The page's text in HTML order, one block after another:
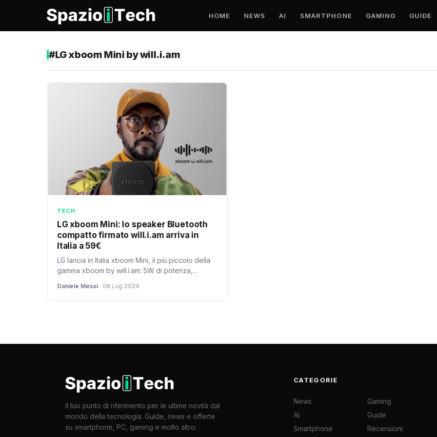
HOME NEWS AI SMARTPHONE GAMING GUIDE
#LG xboom Mini by will.i.am
TECH
LG xboom Mini: lo speaker Bluetooth
compatto firmato will.i.am arriva in
Italia a 59€
LG lancia in Italia xboom Mini, il più piccolo della
gamma xboom by will.i.am: 5W di potenza,
Bluetooth 6.1 LE con Auracast. Pesa solo 220g e
costa 59 euro nelle colorazioni Black e Warm
Daniele Messi · 08 Lug 2026
Il tuo punto di riferimento per le ultime novità dal
mondo della tecnologia. Guide, news e offerte
su smartphone, PC, gaming e molto altro.
CATEGORIE
News
AI
Smartphone
Gaming
Guide
Recensioni